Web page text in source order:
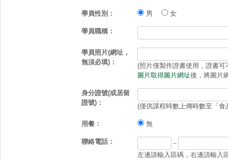
學員性別： 男 女
學員職稱：
學員照片(網址，
無須必填)：
(照片僅製作證書使用，證書
圖片取得圖片網址後，將圖片
身分證號(或居留
證號)：
(僅供課程時數上傳時數至「
用餐： 無
聯絡電話：
－
左邊請輸入區碼，右邊請輸入